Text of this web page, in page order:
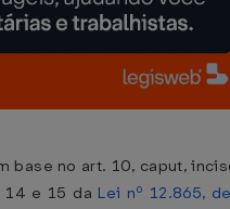
base no art. 10, caput,
14 e 15 da Lei nº 12.865,